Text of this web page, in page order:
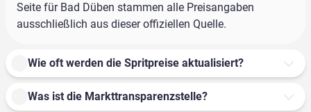
Seite für Bad Düben stammen alle Preisangaben
ausschließlich aus dieser offiziellen Quelle.
Wie oft werden die Spritpreise aktualisiert?
Was ist die Markttransparenzstelle?